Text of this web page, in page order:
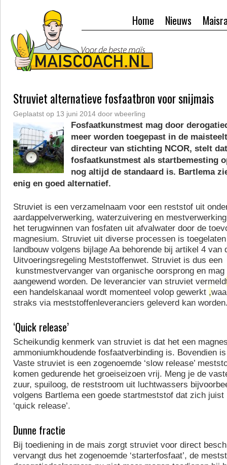
Nieuws
Home
Struviet alternatieve fosfaatbron voor snijmais
Geplaatst op 13 juni 2014 door wbeerling
Fosfaatkunstmest mag door
meer worden toegepast in de
directeur van stichting NCOR, stelt
fosfaatkunstmest als startbemesting
nog altijd de standaard is. Bartlema
enig en goed alternatief.
Struviet is een verzamelnaam voor een reststof uit
aardappelverwerking, waterzuivering en
het terugwinnen van fosfaten uit afvalwater door de
magnesium. Struviet uit diverse processen is
landbouw volgens bijlage Aa behorende bij artikel 4 van
Uitvoeringsregeling Meststoffenwet. Struviet is dus een
kunstmestvervanger van organische oorsprong en
aangewend worden. De leverancier van struviet vermeld
een handelskanaal wordt momenteel volop gewerkt ,
straks via meststoffenleveranciers geleverd kan
‘Quick release’
Scheikundig kenmerk van struviet is dat het een
ammoniumkhoudende fosfaatverbinding is. Bovendien
Vaste struviet is een zogenoemde ‘slow release’
komen gedurende het groeiseizoen vrij. Meng je de
zuur, spuiloog, de reststroom uit luchtwassers
volgens Bartlema een goede startmeststof dat zich juist
‘quick release’.
Dunne fractie
Bij toediening in de mais zorgt struviet voor direct
vervangt dus het zogenoemde ‘starterfosfaat’, de